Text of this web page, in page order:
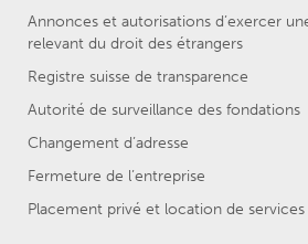
Annonces et autorisations d’exercer
relevant du droit des étrangers
Registre suisse de transparence
Autorité de surveillance des fondations
Changement d’adresse
Fermeture de l’entreprise
Placement privé et location de services